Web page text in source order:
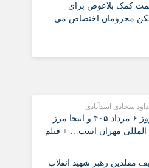
کمک بلاعوض برای
محرومان اختصاص می
سجادی اسدآبادی
امروز ۶ مرداد ۴۰۵ و اینجا مرز
المللی مهران است… + فیلم
مقلدین رهبر شهید انقلاب